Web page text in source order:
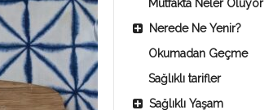
Mutfakta Neler Oluyor
Nerede Ne Yenir?
Okumadan Geçme
Sağlıklı tarifler
Sağlıklı Yaşam